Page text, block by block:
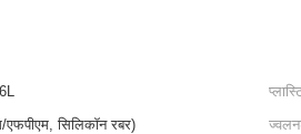
एफपीएम, सिलिकॉन रबर)